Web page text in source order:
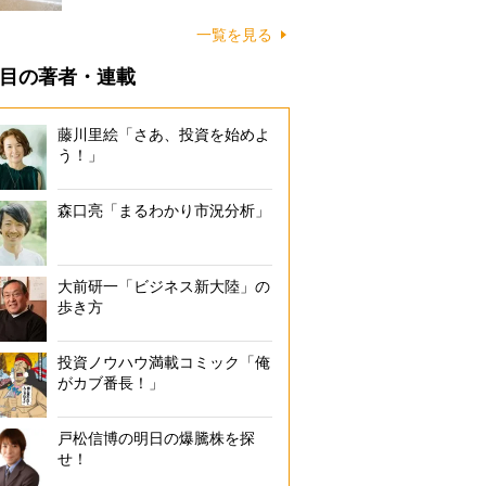
一覧を見る
の著者・連載
藤川里絵「さあ、投資を始めよ
う！」
森口亮「まるわかり市況分析」
大前研一「ビジネス新大陸」の
歩き方
投資ノウハウ満載コミック「俺
がカブ番長！」
戸松信博の明日の爆騰株を探
せ！